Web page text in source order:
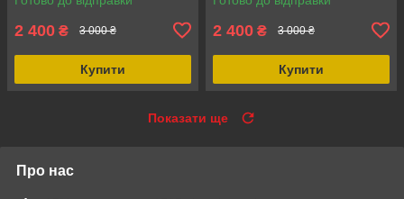
BPA Free
2 400 ₴ 3 000 ₴
Купити
ізоляцією, об'єм 890 мл
2 400 ₴ 3 000 ₴
Купити
Показати ще
Про нас